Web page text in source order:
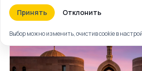
Принять Отклонить
Выбор можно изменить, очистив cookie в